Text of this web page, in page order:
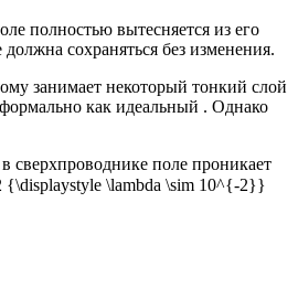
полностью вытесняется из его
сохраняться без изменения.
занимает некоторый тонкий слой
как идеальный . Однако
сверхпроводнике поле проникает
{\displaystyle \lambda \sim 10^{-2}}